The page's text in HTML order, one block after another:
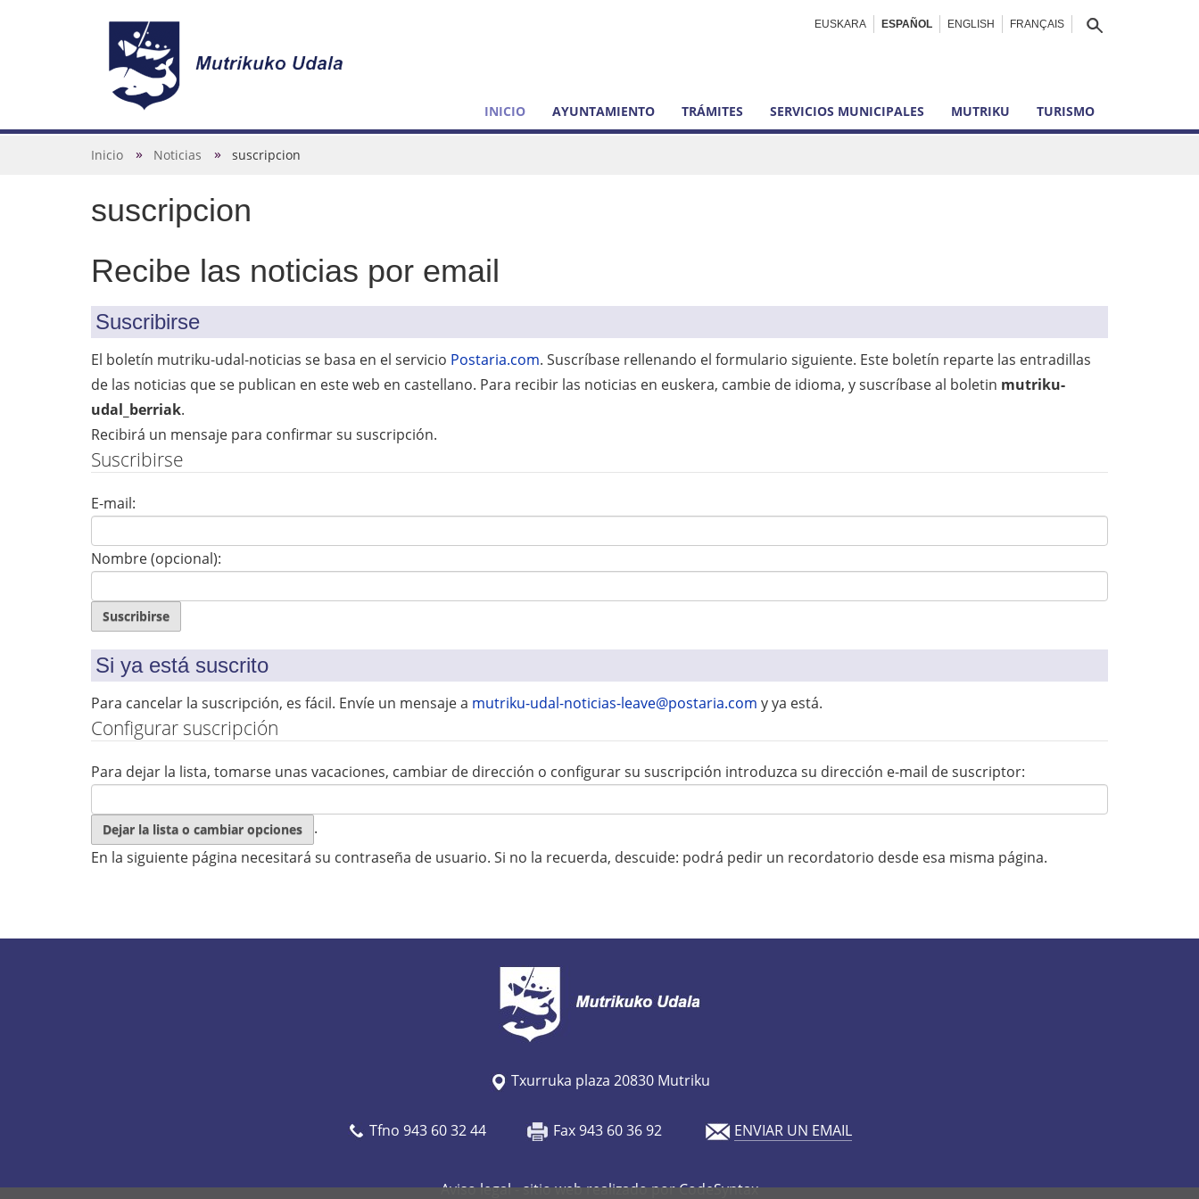
EUSKARA ESPAÑOL ENGLISH FRANÇAIS
a
INICIO AYUNTAMIENTO TRÁMITES SERVICIOS MUNICIPALES MUTRIKU TURISMO
U
t
e
s
á
a
q
u
í
:
Inicio Noticias suscripcion
suscripcion
Recibe las noticias por email
Suscribirse
El boletín mutriku-udal-noticias se basa en el servicio Postaria.com. Suscríbase rellenando el formulario siguiente. Este boletín reparte las entradillas
de las noticias que se publican en este web en castellano. Para recibir las noticias en euskera, cambie de idioma, y suscríbase al boletin mutriku-
udal_berriak.
Recibirá un mensaje para confirmar su suscripción.
Suscribirse
E-mail:
Nombre (opcional):
Si ya está suscrito
Para cancelar la suscripción, es fácil. Envíe un mensaje a mutriku-udal-noticias-leave@postaria.com y ya está.
Configurar suscripción
Para dejar la lista, tomarse unas vacaciones, cambiar de dirección o configurar su suscripción introduzca su dirección e-mail de suscriptor:
.
En la siguiente página necesitará su contraseña de usuario. Si no la recuerda, descuide: podrá pedir un recordatorio desde esa misma página.
Txurruka plaza 20830 Mutriku
Tfno 943 60 32 44 Fax 943 60 36 92 ENVIAR UN EMAIL
Aviso legal- sitio web realizado por CodeSyntax